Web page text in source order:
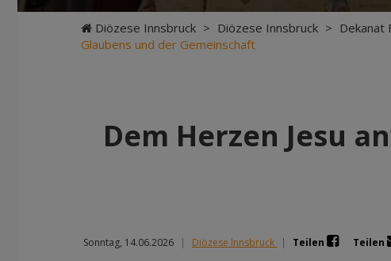
Diözese Innsbruck > Diözese Innsbruck > Dekanat
Glaubens und der Gemeinschaft
Dem Herzen Jesu
Sonntag, 14.06.2026 | Diözese Innsbruck | Teilen Teilen